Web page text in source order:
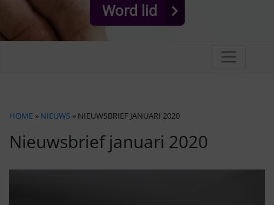
Word lid
HOME » NIEUWS » NIEUWSBRIEF JANUARI 2020
Nieuwsbrief januari 2020